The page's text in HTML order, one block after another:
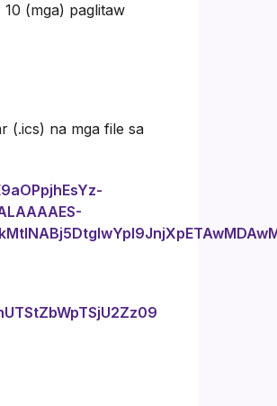
(mga) paglitaw
(.ics) na mga file sa